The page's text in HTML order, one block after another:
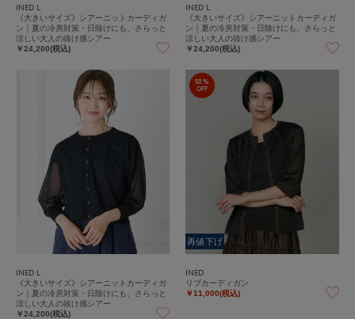
INED L
《大きいサイズ》シアーニットカーディガ
ン｜夏の冷房対策・日除けにも、さらっと
涼しい大人の抜け感シアー
￥24,200(税込)
INED L
《大きいサイズ》シアーニットカーディガ
ン｜夏の冷房対策・日除けにも、さらっと
涼しい大人の抜け感シアー
￥24,200(税込)
INED L
《大きいサイズ》シアーニットカーディガ
ン｜夏の冷房対策・日除けにも、さらっと
涼しい大人の抜け感シアー
￥24,200(税込)
50%
OFF
再値下げ
INED
リブカーディガン
￥11,000(税込)